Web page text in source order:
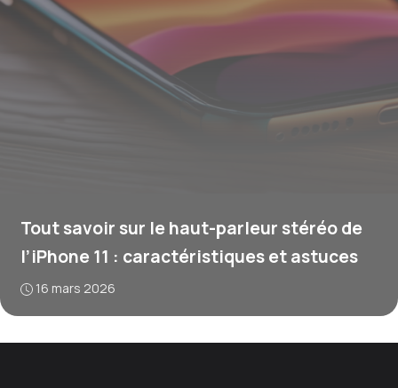
Tout savoir sur le haut-parleur stéréo de
l’iPhone 11 : caractéristiques et astuces
16 mars 2026